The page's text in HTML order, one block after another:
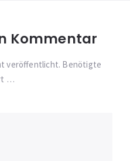
Kommentar
veröffentlicht. Benötigte
…